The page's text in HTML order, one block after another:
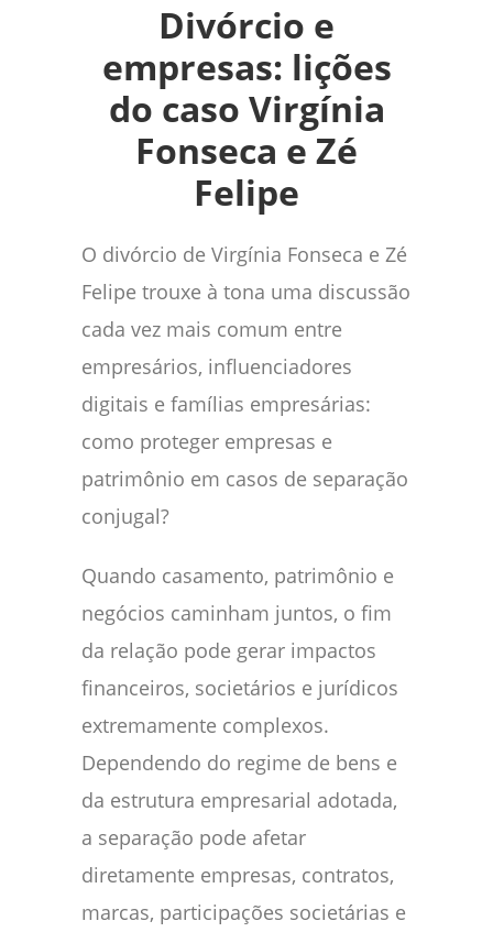
Divórcio e
empresas: lições
do caso Virgínia
Fonseca e Zé
Felipe
O divórcio de Virgínia Fonseca e Zé
Felipe trouxe à tona uma discussão
cada vez mais comum entre
empresários, influenciadores
digitais e famílias empresárias:
como proteger empresas e
patrimônio em casos de separação
conjugal?
Quando casamento, patrimônio e
negócios caminham juntos, o fim
da relação pode gerar impactos
financeiros, societários e jurídicos
extremamente complexos.
Dependendo do regime de bens e
da estrutura empresarial adotada,
a separação pode afetar
diretamente empresas, contratos,
marcas, participações societárias e